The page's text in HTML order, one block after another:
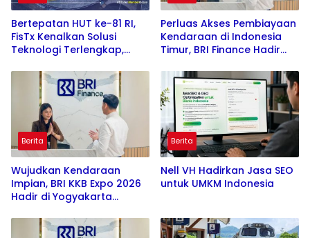
Bertepatan HUT ke-81 RI,
FisTx Kenalkan Solusi
Teknologi Terlengkap,
Dari Masalah Klasik
Perluas Akses Pembiayaan
Kendaraan di Indonesia
Timur, BRI Finance Hadir
Berita
Wujudkan Kendaraan
Impian, BRI KKB Expo 2026
Hadir di Yogyakarta
Berita
Nell VH Hadirkan Jasa SEO
untuk UMKM Indonesia